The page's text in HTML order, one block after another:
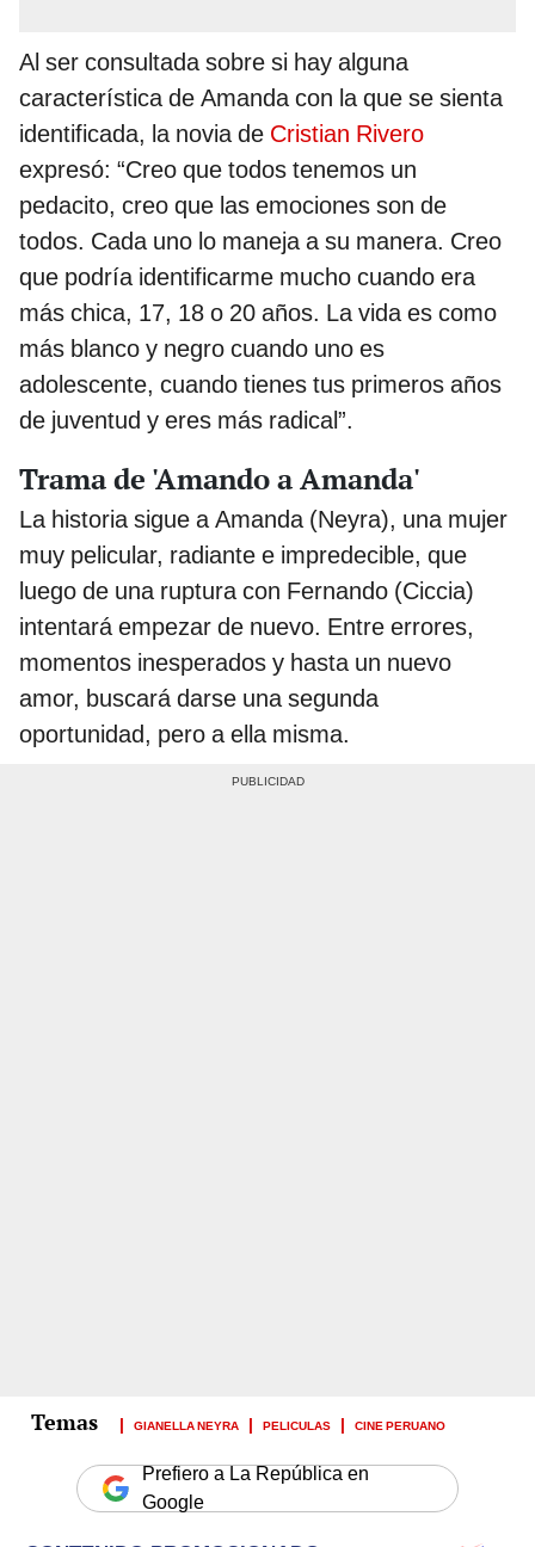
Al ser consultada sobre si hay alguna
característica de Amanda con la que se sienta
identificada, la novia de Cristian Rivero
expresó: “Creo que todos tenemos un
pedacito, creo que las emociones son de
todos. Cada uno lo maneja a su manera. Creo
que podría identificarme mucho cuando era
más chica, 17, 18 o 20 años. La vida es como
más blanco y negro cuando uno es
adolescente, cuando tienes tus primeros años
de juventud y eres más radical”.
Trama de 'Amando a Amanda'
La historia sigue a Amanda (Neyra), una mujer
muy pelicular, radiante e impredecible, que
luego de una ruptura con Fernando (Ciccia)
intentará empezar de nuevo. Entre errores,
momentos inesperados y hasta un nuevo
amor, buscará darse una segunda
oportunidad, pero a ella misma.
GIANELLA NEYRA PELICULAS CINE PERUANO
Prefiero a La República en
Google